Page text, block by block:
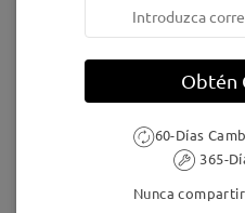
Obtén
60-Días
365-
Nunca